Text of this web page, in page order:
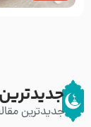
جدیدترین